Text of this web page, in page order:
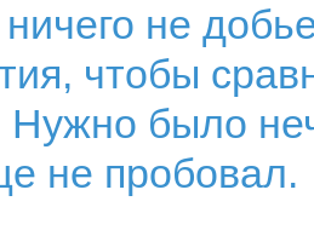
не
чтобы
было
не пробовал.